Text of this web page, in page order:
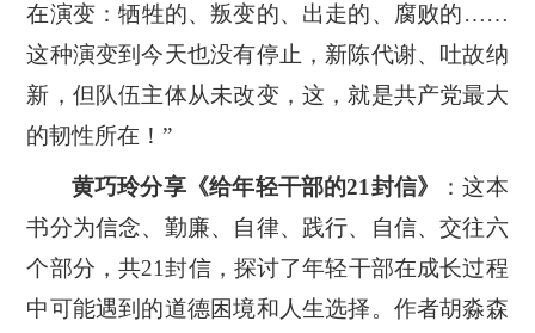
在演变：牺牲的、叛变的、出走的、腐败的……
这种演变到今天也没有停止，新陈代谢、吐故纳
新，但队伍主体从未改变，这，就是共产党最大
的韧性所在！”
黄巧玲分享《给年轻干部的21封信》
：这本
书分为信念、勤廉、自律、践行、自信、交往六
个部分，共21封信，探讨了年轻干部在成长过程
中可能遇到的道德困境和人生选择。作者胡淼森